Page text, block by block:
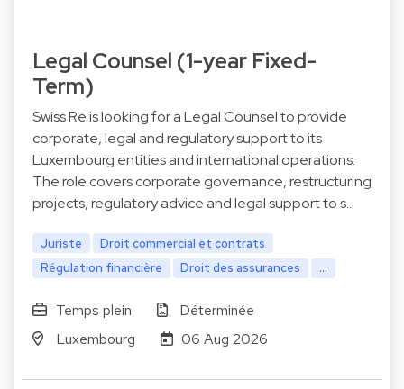
Legal Counsel (1-year Fixed-
Term)
Swiss Re is looking for a Legal Counsel to provide
corporate, legal and regulatory support to its
Luxembourg entities and international operations.
The role covers corporate governance, restructuring
projects, regulatory advice and legal support to s…
Juriste
Droit commercial et contrats
Régulation financière
Droit des assurances ...
Temps plein
Déterminée
Luxembourg
06 Aug 2026